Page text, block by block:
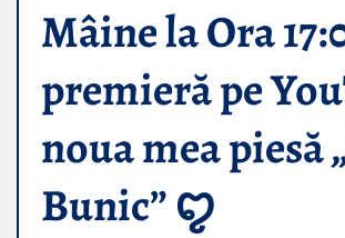
Mâine la Ora
premieră pe
noua mea piesă
Bunic” ꨄ︎